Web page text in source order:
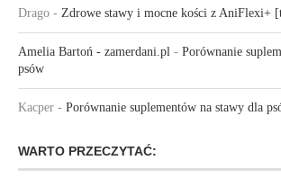
Drago - Zdrowe stawy i mocne kości z AniFlexi+
Amelia Bartoń - zamerdani.pl - Porównanie
psów
Kacper - Porównanie suplementów na stawy dla
WARTO PRZECZYTAĆ: